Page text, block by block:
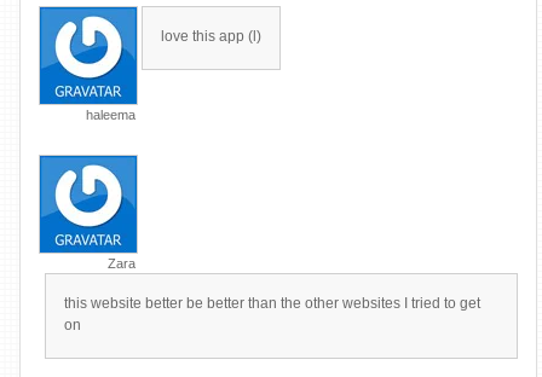
haleema
love this app (l)
Zara
this website better be better than the other websites I tried to get
on